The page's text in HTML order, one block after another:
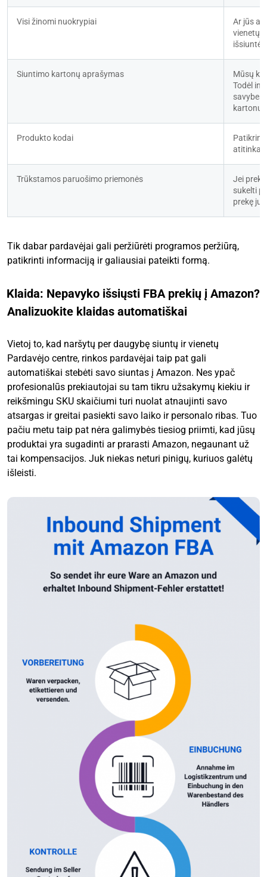
Visi žinomi nuokrypiai
Ar jūs ar
vienetų
išsiuntė
Siuntimo kartonų aprašymas
Mūsų
Todėl
savybes
Produkto kodai
atitinka
Trūkstamos paruošimo priemonės
Jei
sukelti
prekę
Tik dabar pardavėjai gali peržiūrėti programos peržiūrą,
patikrinti informaciją ir galiausiai pateikti formą.
Klaida: Nepavyko išsiųsti FBA prekių į Amazon?
Analizuokite klaidas automatiškai
Vietoj to, kad naršytų per daugybę siuntų ir vienetų
Pardavėjo centre, rinkos pardavėjai taip pat gali
automatiškai stebėti savo siuntas į Amazon. Nes ypač
profesionalūs prekiautojai su tam tikru užsakymų kiekiu ir
reikšmingu SKU skaičiumi turi nuolat atnaujinti savo
atsargas ir greitai pasiekti savo laiko ir personalo ribas. Tuo
pačiu metu taip pat nėra galimybės tiesiog priimti, kad jūsų
produktai yra sugadinti ar prarasti Amazon, negaunant už
tai kompensacijos. Juk niekas neturi pinigų, kuriuos galėtų
išleisti.